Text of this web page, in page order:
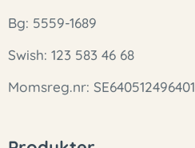
Bg: 5559-1689
Swish: 123 583 46 68
Momsreg.nr: SE640512496401